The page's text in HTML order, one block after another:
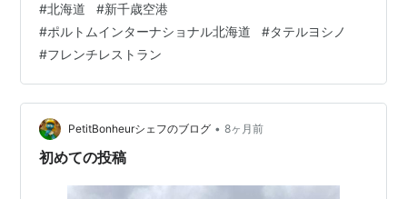
「TATERU YOSHINO(吉野 建)」でいただきます。フレン
チは娘に連れられて行ったぐらいでわざわざ選ぶことは
なかったのですが、はじめてタテルヨシノで食べたとき
にその洗練された料理にとても魅了されました。以来、
富山でCave Yunoki、松本では…
#北海道 #新千歳空港
#ポルトムインターナショナル北海道 #タテルヨシノ
#フレンチレストラン
PetitBonheurシェフのブログ • 8ヶ月前
初めての投稿